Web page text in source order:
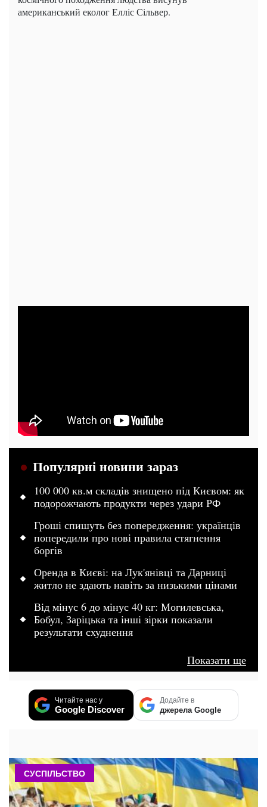
американський еколог Елліс Сільвер.
Популярні новини зараз
100 000 кв.м складів знищено під Києвом: як
подорожчають продукти через удари РФ
Гроші спишуть без попередження: українців
попередили про нові правила стягнення
боргів
Оренда в Києві: на Лук'янівці та Дарниці
житло не здають навіть за низькими цінами
Від мінус 6 до мінус 40 кг: Могилевська,
Бобул, Заріцька та інші зірки показали
результати схуднення
Показати ще
Читайте нас у
Google Discover
Додайте в
джерела Google
СУСПІЛЬСТВО